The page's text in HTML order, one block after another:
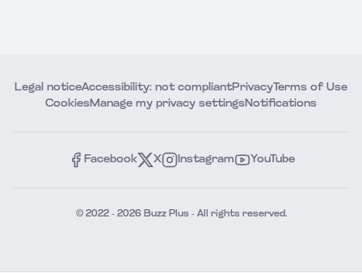
Legal noticeAccessibility: not compliantPrivacyTerms of Use
CookiesManage my privacy settingsNotifications
Facebook X Instagram YouTube
© 2022 - 2026 Buzz Plus - All rights reserved.